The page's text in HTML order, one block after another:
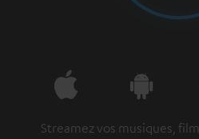
Streamez vos musiques,